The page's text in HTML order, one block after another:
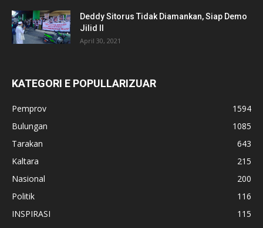
Deddy Sitorus Tidak Diamankan, Siap Demo
Jilid II
April 30, 2021
KATEGORI E POPULLARIZUAR
Pemprov
1594
Bulungan
1085
Tarakan
643
Kaltara
215
Nasional
200
Politik
116
INSPIRASI
115